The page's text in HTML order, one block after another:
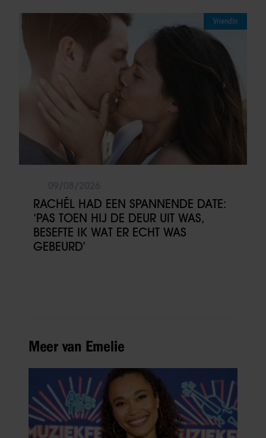
Vriendin
RACHÉL HAD EEN SPANNENDE DATE:
‘PAS TOEN HIJ DE DEUR UIT WAS,
BESEFTE IK WAT ER ECHT WAS
GEBEURD’
Meer van Emelie